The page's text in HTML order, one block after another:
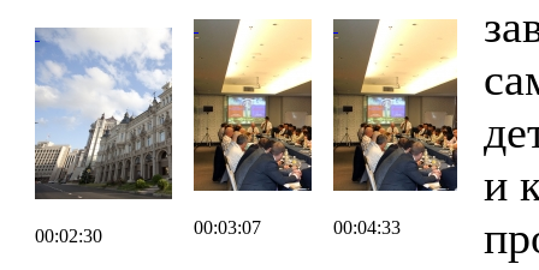
00:02:30 00:03:07 00:04:33
и